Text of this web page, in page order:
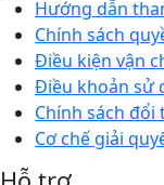
Hướng dẫn
Chính sách
Điều kiện vận
Điều khoản sử
Chính sách đổi
Cơ chế giải